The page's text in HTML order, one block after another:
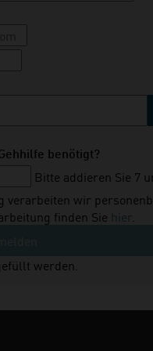
benötigt?
Bitte addieren Sie 7
wir
finden Sie hier
werden.